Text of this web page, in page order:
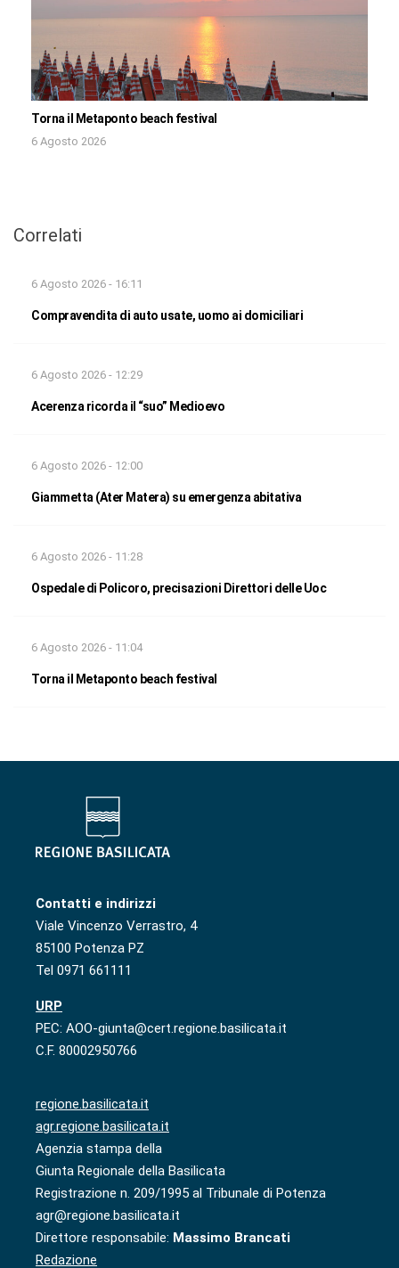
Torna il Metaponto beach festival
6 Agosto 2026
Correlati
6 Agosto 2026 - 16:11
Compravendita di auto usate, uomo ai domiciliari
6 Agosto 2026 - 12:29
Acerenza ricorda il “suo” Medioevo
6 Agosto 2026 - 12:00
Giammetta (Ater Matera) su emergenza abitativa
6 Agosto 2026 - 11:28
Ospedale di Policoro, precisazioni Direttori delle Uoc
6 Agosto 2026 - 11:04
Torna il Metaponto beach festival
Contatti e indirizzi
Viale Vincenzo Verrastro, 4
85100 Potenza PZ
Tel 0971 661111
URP
PEC: AOO-giunta@cert.regione.basilicata.it
C.F. 80002950766
regione.basilicata.it
agr.regione.basilicata.it
Agenzia stampa della
Giunta Regionale della Basilicata
Registrazione n. 209/1995 al Tribunale di Potenza
agr@regione.basilicata.it
Direttore responsabile: Massimo Brancati
Redazione